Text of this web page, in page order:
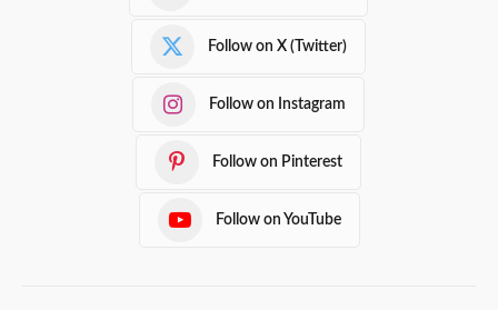
Follow on X (Twitter)
Follow on Instagram
Follow on Pinterest
Follow on YouTube